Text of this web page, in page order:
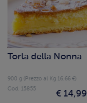
Torta della Nonna
900 g (Prezzo al Kg 16.66 €)
€ 14,99
Cod. 15855